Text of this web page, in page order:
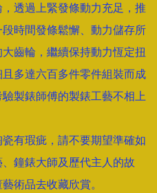
透過上緊發條動力充足，推
時間發條鬆懈、動力儲存所
齒輪，繼續保持動力恆定扭
多達六百多件零件組裝而成
製錶師傅的製錶工藝不相上
有瑕疵，請不要期望準確如
鐘錶大師及歷代主人的故
術品去收藏欣賞。